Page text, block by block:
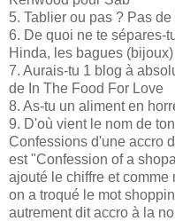
5. Tablier ou pas ? Pas
6. De quoi ne te sépares-
Hinda, les bagues
7. Aurais-tu 1 blog à
de In The Food For Love
8. As-tu un aliment en
9. D'où vient le nom de
Confessions d'une accro
est "Confession of a
ajouté le chiffre et
on a troqué le mot
autrement dit accro à la